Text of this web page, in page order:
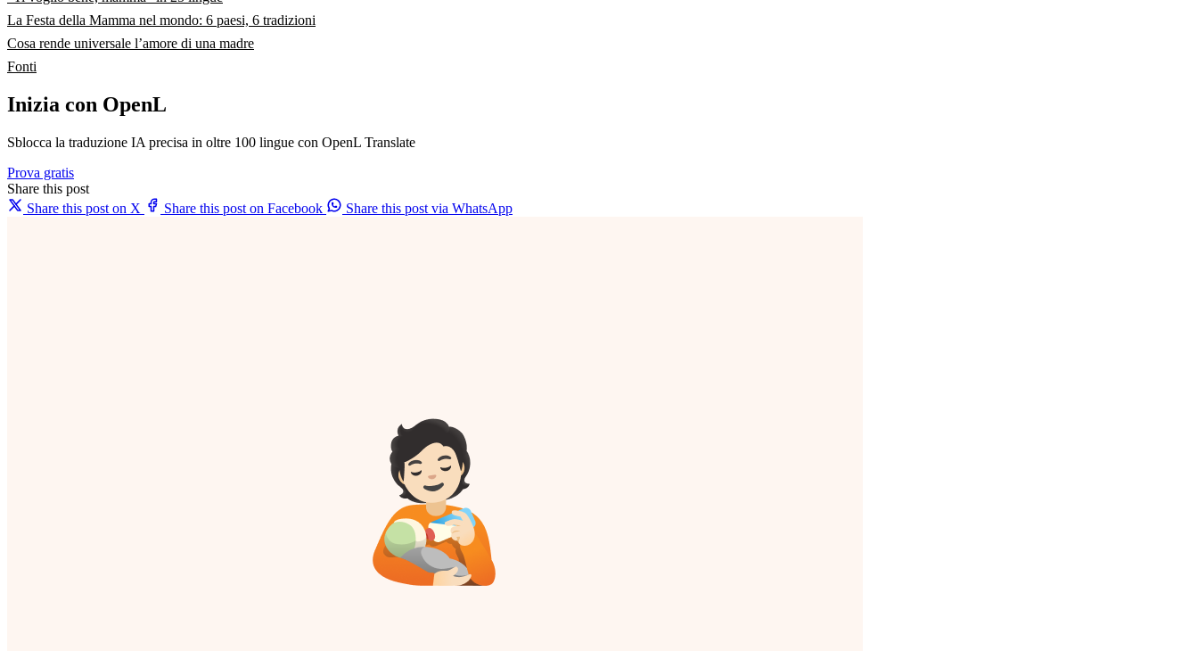
La Festa della Mamma nel mondo: 6 paesi, 6 tradizioni
Cosa rende universale l’amore di una madre
Fonti
Inizia con OpenL
Sblocca la traduzione IA precisa in oltre 100 lingue con OpenL Translate
Prova gratis
Share this post
Share this post on X
Share this post on Facebook Share this post via WhatsApp